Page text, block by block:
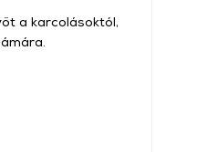
a karcolásoktól,